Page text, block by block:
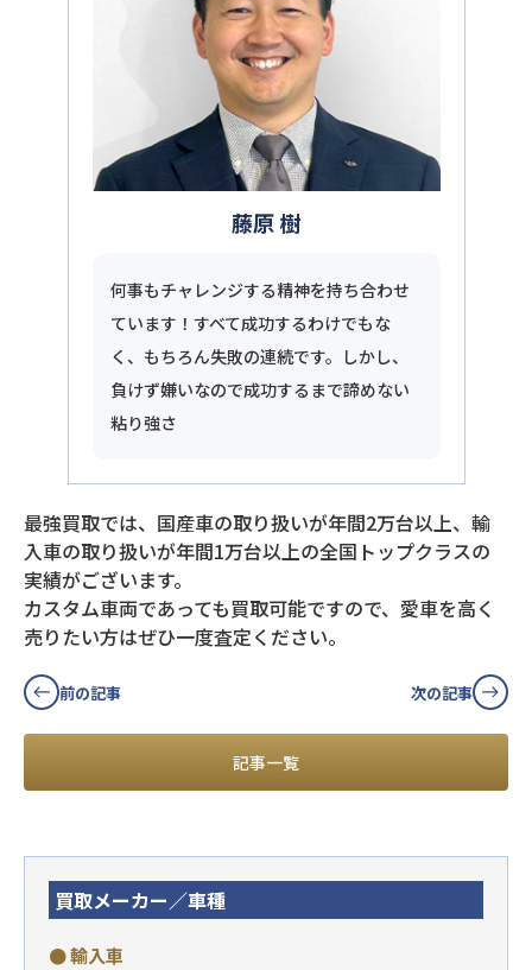
藤原 樹
何事もチャレンジする精神を持ち合わせ
ています！すべて成功するわけでもな
く、もちろん失敗の連続です。しかし、
負けず嫌いなので成功するまで諦めない
粘り強さ
最強買取では、国産車の取り扱いが年間2万台以上、輸
入車の取り扱いが年間1万台以上の全国トップクラスの
実績がございます。
カスタム車両であっても買取可能ですので、愛車を高く
売りたい方はぜひ一度査定ください。
前の記事
記事一覧
次の記事
買取メーカー／車種
● 輸入車